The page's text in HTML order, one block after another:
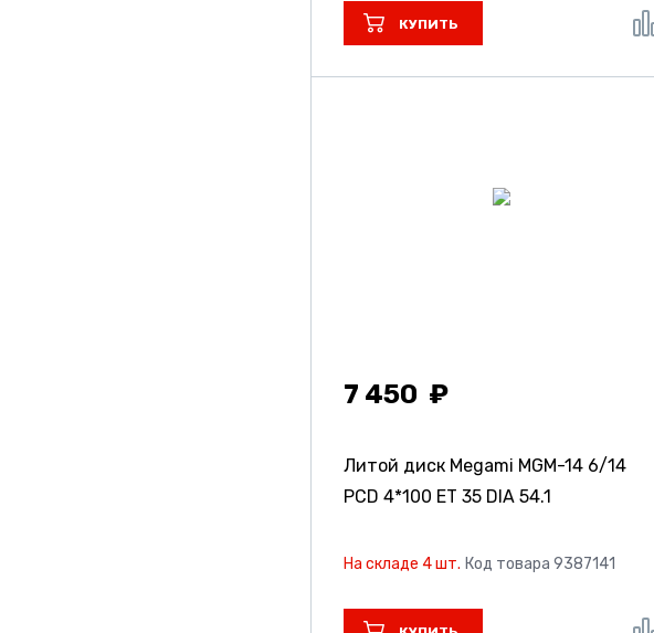
КУПИТЬ
7 450
Литой диск Megami MGM-14 6/14
PCD 4*100 ET 35 DIA 54.1
На складе 4 шт. Код товара 9387141